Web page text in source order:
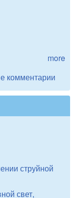
more
струйной
свет,